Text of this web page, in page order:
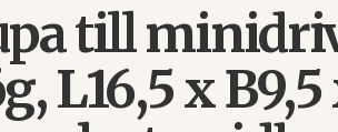
till
L16,5 x